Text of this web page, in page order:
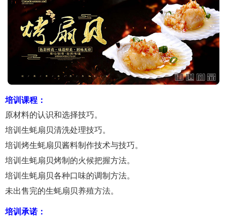
培训课程：
原材料的认识和选择技巧。
培训生蚝扇贝清洗处理技巧。
培训烤生蚝扇贝酱料制作技术与技巧。
培训生蚝扇贝烤制的火候把握方法。
培训生蚝扇贝各种口味的调制方法。
未出售完的生蚝扇贝养殖方法。
培训承诺：